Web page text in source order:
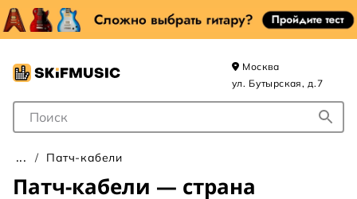
Поле для Поиска
Москва
ул. Бутырская, д.7
Патч-кабели
Патч-кабели — страна